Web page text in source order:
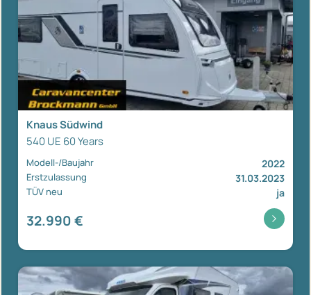
Knaus Südwind
540 UE 60 Years
Modell-/Baujahr 2022
Erstzulassung 31.03.2023
TÜV neu ja
32.990 €